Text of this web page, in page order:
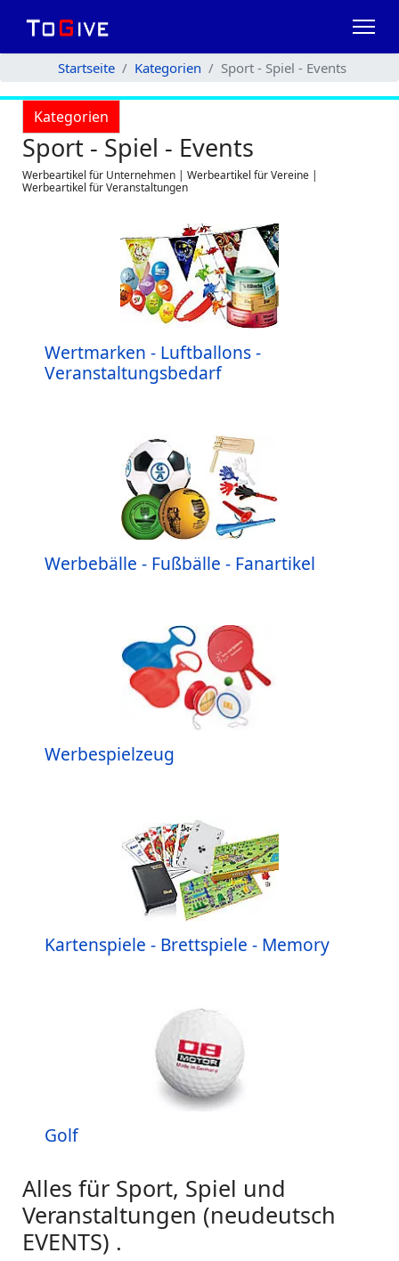
Startseite Kategorien Sport - Spiel - Events
Kategorien
Sport - Spiel - Events
Werbeartikel für Unternehmen | Werbeartikel für Vereine |
Werbeartikel für Veranstaltungen
Wertmarken - Luftballons -
Veranstaltungsbedarf
Werbebälle - Fußbälle - Fanartikel
Werbespielzeug
Kartenspiele - Brettspiele - Memory
Golf
Alles für Sport, Spiel und
Veranstaltungen (neudeutsch
EVENTS) .